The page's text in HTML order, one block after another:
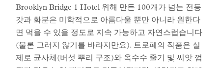
Brooklyn Bridge 1 Hotel 위해 만든 100개가 넘는 전등
갓과 화분은 미학적으로 아름다울 뿐만 아니라 원한다
면 먹을 수 있을 정도로 지속 가능하고 자연스럽습니다
(물론 그러지 않기를 바라지만요). 트로페의 작품은 실
제로 균사체(버섯 뿌리 구조)와 옥수수 줄기 및 씨앗 껍